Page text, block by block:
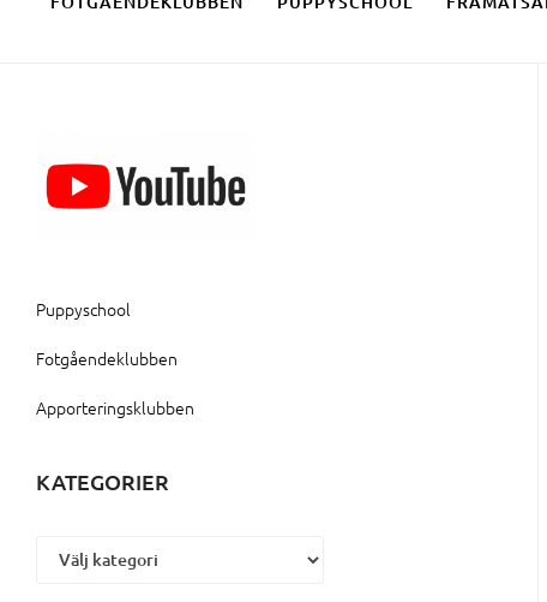
Puppyschool
Fotgåendeklubben
Apporteringsklubben
KATEGORIER